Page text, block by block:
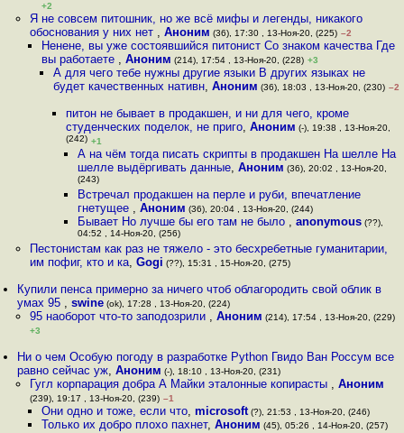
+2
Я не совсем питошник, но же всё мифы и легенды, никакого
обоснования у них нет , Аноним (36), 17:30 , 13-Ноя-20, (225) –2
Ненене, вы уже состоявшийся питонист Со знаком качества Где
вы работаете , Аноним (214), 17:54 , 13-Ноя-20, (228) +3
А для чего тебе нужны другие языки В других языках не
будет качественных нативн,Аноним (36), 18:03 , 13-Ноя-20, (230) –2
питон не бывает в продакшен, и ни для чего, кроме
студенческих поделок, не приго, Аноним (-), 19:38 , 13-Ноя-20,
(242) +1
А на чём тогда писать скрипты в продакшен На шелле На
шелле выдёргивать данные, Аноним (36), 20:02 , 13-Ноя-20,
(243)
Встречал продакшен на перле и руби, впечатление
гнетущее , Аноним (36), 20:04 , 13-Ноя-20, (244)
Бывает Но лучше бы его там не было , anonymous(??),
04:52 , 14-Ноя-20, (256)
Пестонистам как раз не тяжело - это бесхребетные гуманитарии,
им пофиг, кто и ка, Gogi (??), 15:31 , 15-Ноя-20, (275)
Купили пенса примерно за ничего чтоб облагородить свой облик в
умах 95 ,swine (ok), 17:28 , 13-Ноя-20, (224)
95 наоборот что-то заподозрили , Аноним (214), 17:54 , 13-Ноя-20, (229)
+3
Ни о чем Особую погоду в разработке Python Гвидо Ван Россум все
равно сейчас уж,Аноним (-), 18:10 , 13-Ноя-20, (231)
Гугл корпарация добра А Майки эталонные копирасты , Аноним
(239), 19:17 , 13-Ноя-20, (239) –1
Они одно и тоже, если что, microsoft(?), 21:53 , 13-Ноя-20, (246)
Только их добро плохо пахнет, Аноним (45), 05:26 , 14-Ноя-20, (257)